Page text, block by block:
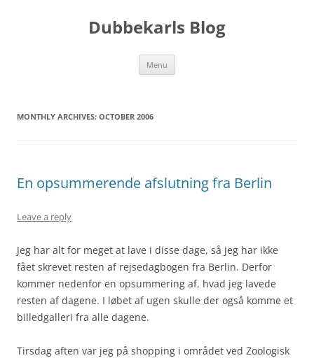
Dubbekarls Blog
Menu
MONTHLY ARCHIVES: OCTOBER 2006
En opsummerende afslutning fra Berlin
Leave a reply
Jeg har alt for meget at lave i disse dage, så jeg har ikke
fået skrevet resten af rejsedagbogen fra Berlin. Derfor
kommer nedenfor en opsummering af, hvad jeg lavede
resten af dagene. I løbet af ugen skulle der også komme et
billedgalleri fra alle dagene.
Tirsdag aften var jeg på shopping i området ved Zoologisk